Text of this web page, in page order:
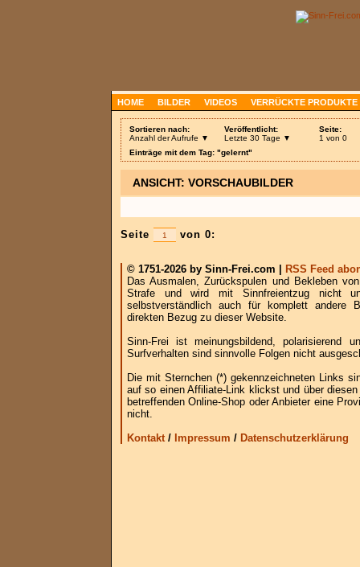
HOME BILDER VIDEOS VERRÜCKTE PRODUKTE
Sortieren nach:
Anzahl der Aufrufe ▼
Veröffentlicht:
Letzte 30 Tage ▼
Seite:
1 von 0
Einträge mit dem Tag: "gelernt"
ANSICHT: VORSCHAUBILDER
Seite von 0:
© 1751-2026 by Sinn-Frei.com |
RSS Feed
Das Ausmalen, Zurückspulen und Bekleben
Strafe und wird mit Sinnfreientzug nicht
selbstverständlich auch für komplett andere
direkten Bezug zu dieser Website.
Sinn-Frei ist meinungsbildend, polarisierend
Surfverhalten sind sinnvolle Folgen nicht
Die mit Sternchen (*) gekennzeichneten Links
auf so einen Affiliate-Link klickst und über
betreffenden Online-Shop oder Anbieter eine
nicht.
Kontakt/ Impressum / Datenschutzerklärung